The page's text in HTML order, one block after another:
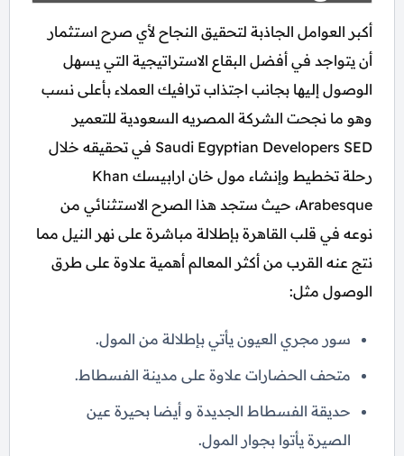
أكبر العوامل الجاذبة لتحقيق النجاح لأي صرح استثمار
أن يتواجد في أفضل البقاع الاستراتيجية التي يسهل
الوصول إليها بجانب اجتذاب ترافيك العملاء بأعلى نسب
وهو ما نجحت الشركة المصريه السعودية للتعمير
Saudi Egyptian Developers SED في تحقيقه خلال
رحلة تخطيط وإنشاء مول خان ارابيسك Khan
Arabesque، حيث ستجد هذا الصرح الاستثنائي من
نوعه في قلب القاهرة بإطلالة مباشرة على نهر النيل مما
نتج عنه القرب من أكثر المعالم أهمية علاوة على طرق
الوصول مثل:
سور مجري العيون يأتي بإطلالة من المول.
متحف الحضارات علاوة على مدينة الفسطاط.
حديقة الفسطاط الجديدة و أيضا بحيرة عين
الصيرة يأتوا بجوار المول.